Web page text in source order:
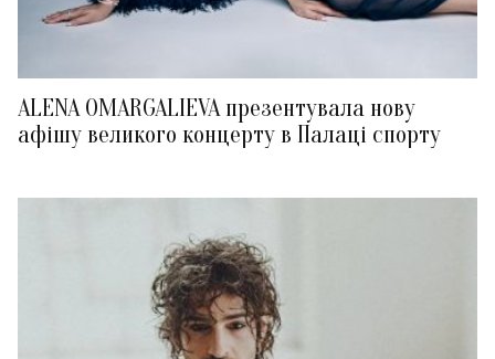
ALENA OMARGALIEVA презентувала нову
афішу великого концерту в Палаці спорту